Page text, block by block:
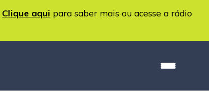
Clique aqui para saber mais ou acesse a rádio